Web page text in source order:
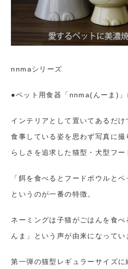
nnmaシリーズ
●ペット用食器「nnma(んーま)」
インテリアとして置いてあるだ
食事している姿を思わず写真に
らしさを追求した猫型・犬型フー
「餌を食べるとフードボウルと
というのが一番の特徴。
ネーミングは子猫がごはんを食べ
んま」という声が由来になってい
第一弾の猫型レギュラーサイズに